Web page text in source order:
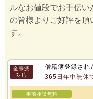
ルなお値段でお手伝
の皆様よりご好評を頂
す。
全宗派
対応
僧籍簿登録され
365日年中無休
事前相談無料